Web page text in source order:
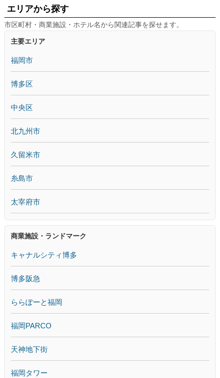
エリアから探す
市区町村・商業施設・ホテル名から関連記事を探せます。
主要エリア
福岡市
博多区
中央区
北九州市
久留米市
糸島市
太宰府市
商業施設・ランドマーク
キャナルシティ博多
博多阪急
ららぽーと福岡
福岡PARCO
天神地下街
福岡タワー